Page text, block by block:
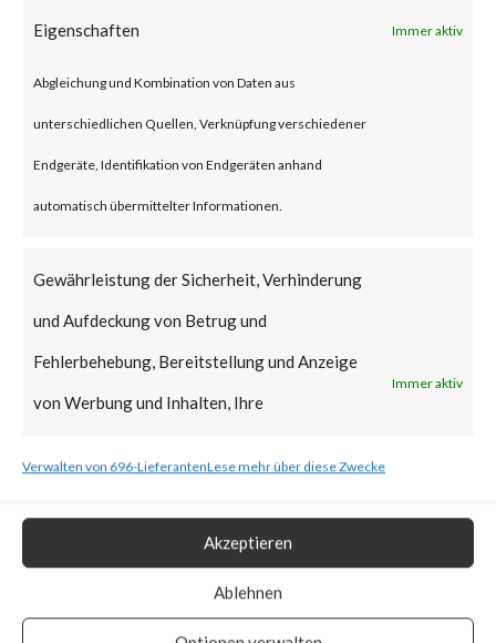
Eigenschaften Immer aktiv
Abgleichung und Kombination von Daten aus
unterschiedlichen Quellen, Verknüpfung verschiedener
Endgeräte, Identifikation von Endgeräten anhand
automatisch übermittelter Informationen.
Gewährleistung der Sicherheit, Verhinderung
und Aufdeckung von Betrug und
Fehlerbehebung, Bereitstellung und Anzeige
von Werbung und Inhalten, Ihre
Immer aktiv
Verwalten von 696-LieferantenLese mehr über diese Zwecke
Akzeptieren
Ablehnen
worldwide that potentially are
has already added the
vulnerabilities on its Known
Exploited Vulnerabilities (KEV)
What is the Vendor Solution?
The vendor has provided
patches to address the
vulnerabilities.
What FortiGuard Coverage is